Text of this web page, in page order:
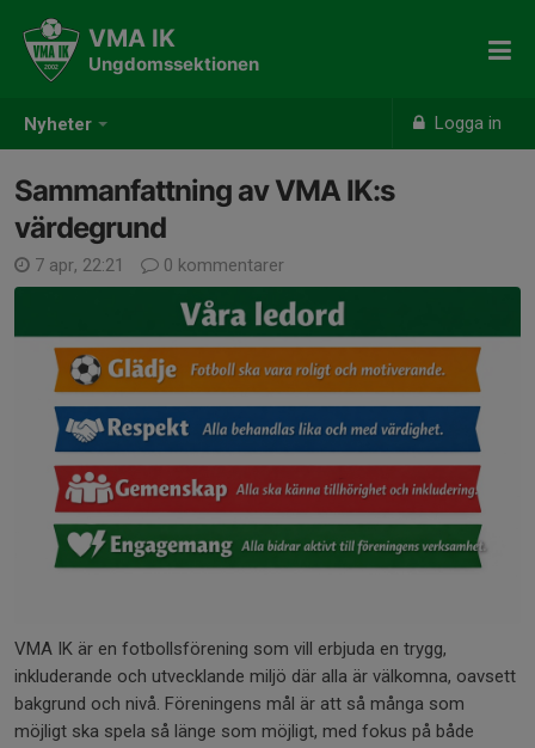
Nyheter Logga in
VMA IK
Ungdomssektionen
Sammanfattning av VMA IK:s
värdegrund
7 apr, 22:21 0 kommentarer
VMA IK är en fotbollsförening som vill erbjuda en trygg,
inkluderande och utvecklande miljö där alla är välkomna, oavsett
bakgrund och nivå. Föreningens mål är att så många som
möjligt ska spela så länge som möjligt, med fokus på både